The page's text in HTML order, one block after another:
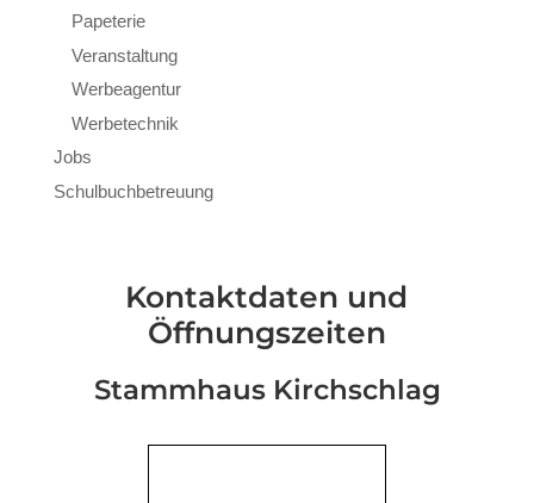
Papeterie
Veranstaltung
Werbeagentur
Werbetechnik
Jobs
Schulbuchbetreuung
Kontaktdaten und
Öffnungszeiten
Stammhaus Kirchschlag